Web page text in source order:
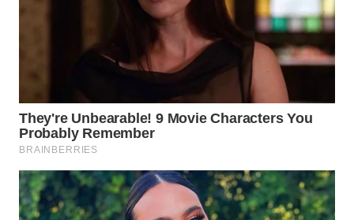
WAHANA
WAHANA
UMKM
WAHANA
SELEB